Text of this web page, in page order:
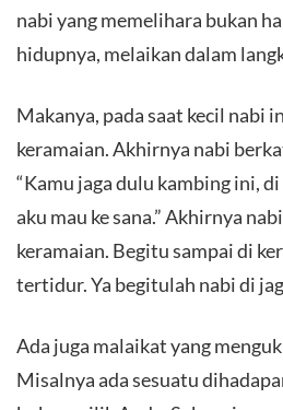
nabi yang memelihara bukan
hidupnya, melaikan dalam
Makanya, pada saat kecil nabi
keramaian. Akhirnya nabi
“Kamu jaga dulu kambing ini,
aku mau ke sana.” Akhirnya
keramaian. Begitu sampai di
tertidur. Ya begitulah nabi di
Ada juga malaikat yang
Misalnya ada sesuatu